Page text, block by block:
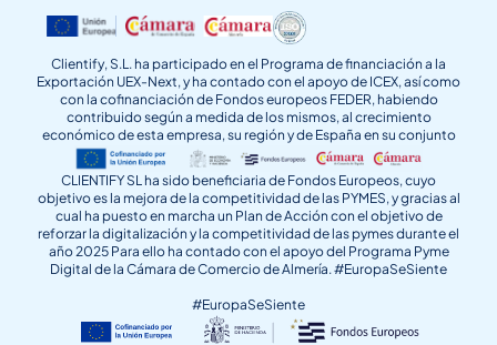
Clientify, S.L. ha participado en el Programa de financiación a la
Exportación UEX-Next, y ha contado con el apoyo de ICEX, así como
con la cofinanciación de Fondos europeos FEDER, habiendo
contribuido según a medida de los mismos, al crecimiento
económico de esta empresa, su región y de España en su conjunto
CLIENTIFY SL ha sido beneficiaria de Fondos Europeos, cuyo
objetivo es la mejora de la competitividad de las PYMES, y gracias al
cual ha puesto en marcha un Plan de Acción con el objetivo de
reforzar la digitalización y la competitividad de las pymes durante el
año 2025 Para ello ha contado con el apoyo del Programa Pyme
Digital de la Cámara de Comercio de Almería. #EuropaSeSiente
#EuropaSeSiente